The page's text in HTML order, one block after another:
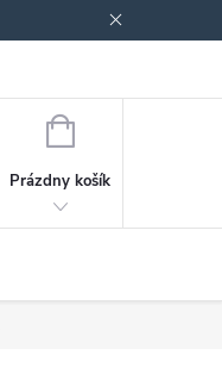
NÁKUPNÝ
Prázdny košík